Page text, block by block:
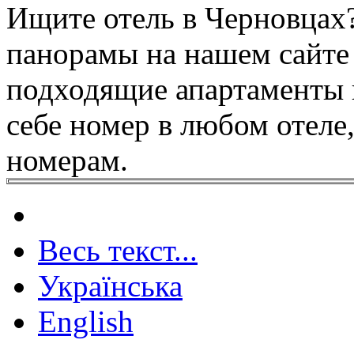
Ищите отель в
панорамы на нашем
подходящие апартаменты
себе номер в любом
номерам.
Весь текст...
Українська
English